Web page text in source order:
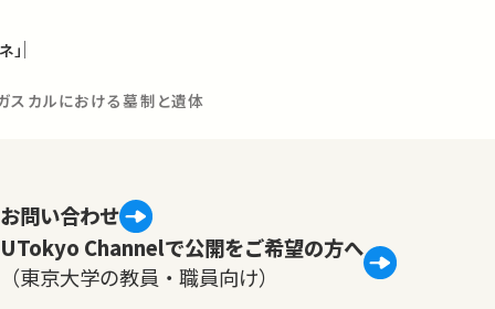
」
スカルにおける墓制と遺体
お問い合わせ
UTokyo Channelで公開をご希望の方へ
（東京大学の教員・職員向け）